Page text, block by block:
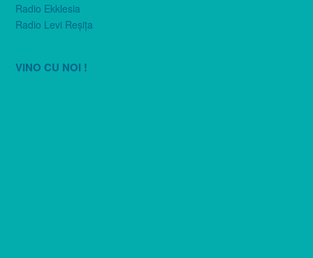
Radio Ekklesia
Radio Levi Reşiţa
VINO CU NOI !